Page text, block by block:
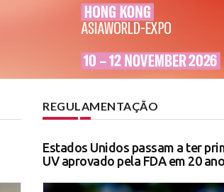
REGULAMENTAÇÃO
Estados Unidos passam a ter
UV aprovado pela FDA em 20